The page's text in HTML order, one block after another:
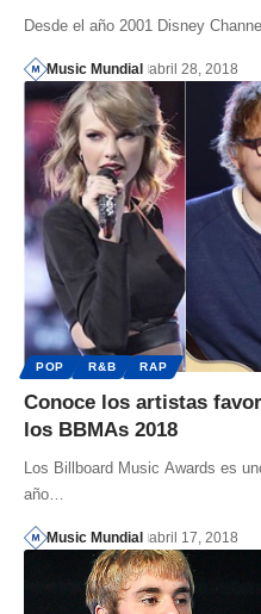
Desde el año 2001 Disney
Music Mundial abril 28, 2018
POP R&B RAP
Conoce los artistas
los BBMAs 2018
Los Billboard Music Awards es
año…
Music Mundial abril 17, 2018